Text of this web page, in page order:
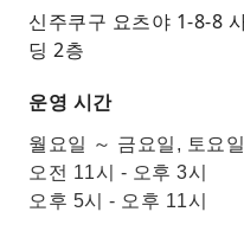
신주쿠구 요츠야 1-8-8
딩 2층
운영 시간
월요일 ～ 금요일, 토요
오전 11시 - 오후 3시
오후 5시 - 오후 11시